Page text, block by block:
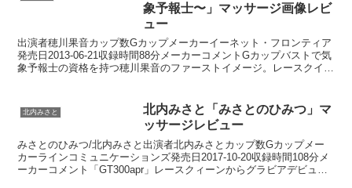
象予報士〜」マッサージ画像レビ
ュー
出演者穂川果音カップ数Gカップメーカーイーネット・フロンティア
発売日2013-06-21収録時間88分メーカーコメントGカップバストで気
象予報士の資格を持つ穂川果音のファーストイメージ。レースクイー
北内みさと
北内みさと「みさとのひみつ」マ
ッサージレビュー
みさとのひみつ/北内みさと出演者北内みさとカップ数Gカップメー
カーラインコミュニケーションズ発売日2017-10-20収録時間108分メ
ーカーコメント「GT300apr」レースクィーンからグラビアデビュ